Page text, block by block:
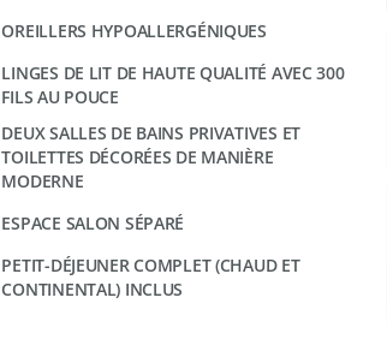
OREILLERS HYPOALLERGÉNIQUES
LINGES DE LIT DE HAUTE QUALITÉ AVEC 300
FILS AU POUCE
DEUX SALLES DE BAINS PRIVATIVES ET
TOILETTES DÉCORÉES DE MANIÈRE
MODERNE
ESPACE SALON SÉPARÉ
PETIT-DÉJEUNER COMPLET (CHAUD ET
CONTINENTAL) INCLUS